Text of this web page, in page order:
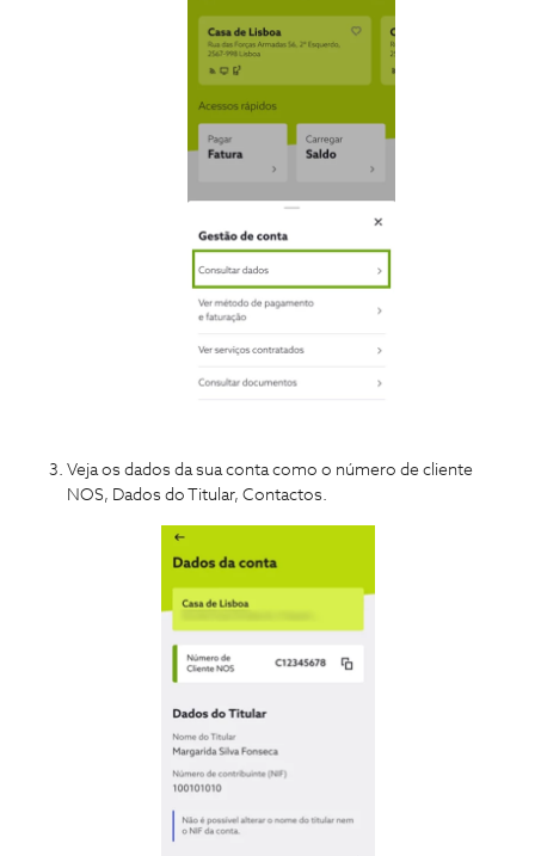
Veja os dados da sua conta como o número de cliente
NOS, Dados do Titular, Contactos.